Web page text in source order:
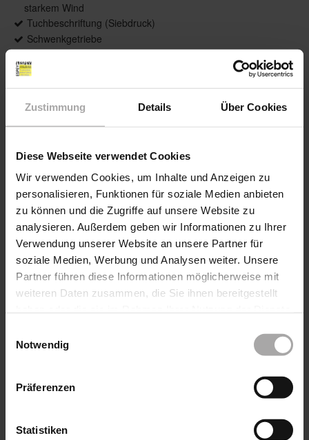
Zustimmung Details Über Cookies
Diese Webseite verwendet Cookies
Wir verwenden Cookies, um Inhalte und Anzeigen zu
personalisieren, Funktionen für soziale Medien anbieten
zu können und die Zugriffe auf unsere Website zu
analysieren. Außerdem geben wir Informationen zu Ihrer
Verwendung unserer Website an unsere Partner für
soziale Medien, Werbung und Analysen weiter. Unsere
Partner führen diese Informationen möglicherweise mit
weiteren Daten zusammen, die Sie ihnen bereitgestellt
Notwendig
Präferenzen
Statistiken
starkem Wind
Tuchbeschriftung (Siebdruck)
Schwenkgetriebe
Ausstattungsextras Terrea Terrassen-
Farben & Stoffe
Weitere Informationen
Das könnte Sie auch interessieren